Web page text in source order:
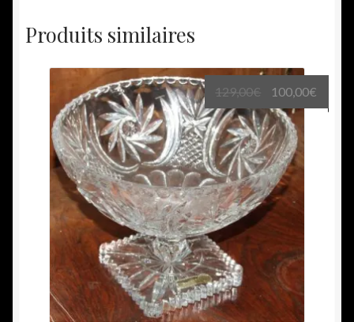
Produits similaires
129,00€
Le
prix
initial
était :
129,00€.
100,00€
prix